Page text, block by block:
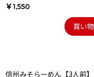
￥1,550
買い
信州みそらーめん【3人前】